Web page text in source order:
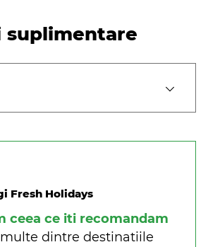
Fresh Holidays
ceea ce iti recomandam
dintre destinatiile